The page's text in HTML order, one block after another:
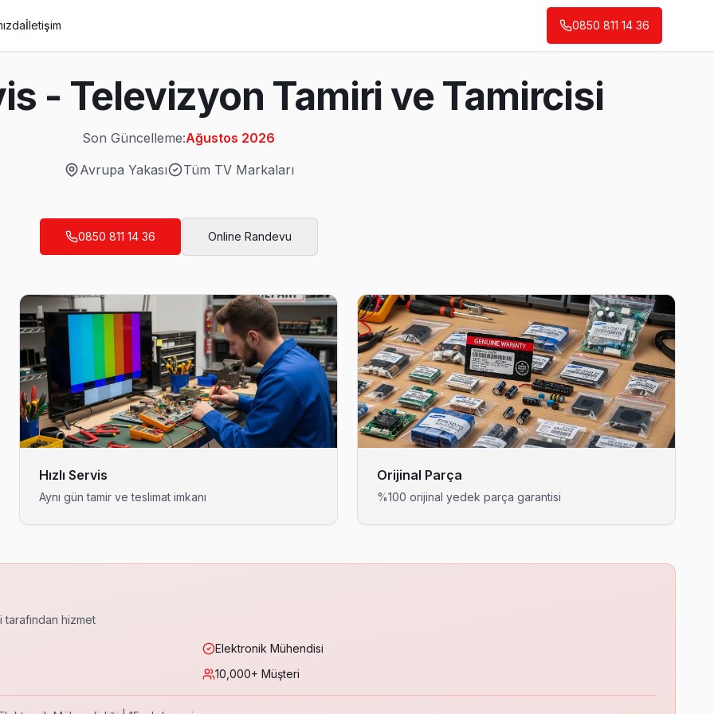
ziyaretinde kimlik ve şirket kartını gösteriyor. Kapıyı yabancıya açmak zorunda değilsiniz.
TV tamiri için bizi tercih ediyor. Saray'nın bu bölgesine kapıya kadar servis veriyoruz.
kadar servis. Orijinal yedek parça, 6 ay işçilik garantisi.
Con kart ya da panel flex kablo sorunudur. Saray ekibimiz bu arızayı sıklıkla ve yerinde çözüyor.
İletişim 0850 811 14 36
- Televizyon Tamiri ve Tamircisi
Son Güncelleme:Ağustos 2026
Avrupa Yakası
Tüm TV Markaları
0850 811 14 36 Online Randevu
Hızlı Servis
Aynı gün tamir ve teslimat imkanı
Orijinal Parça
%100 orijinal yedek parça garantisi
tarafından hizmet
Elektronik Mühendisi
10,000+ Müşteri